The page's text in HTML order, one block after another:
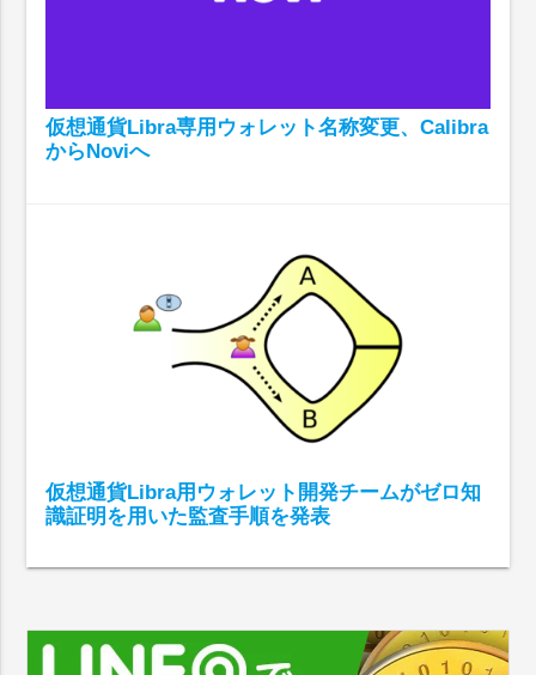
仮想通貨Libra専用ウォレット名称変更、Calibra
からNoviへ
仮想通貨Libra用ウォレット開発チームがゼロ知
識証明を用いた監査手順を発表